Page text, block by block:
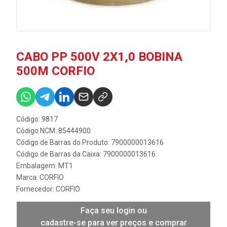
CABO PP 500V 2X1,0 BOBINA
500M CORFIO
Código: 9817
Código NCM: 85444900
Código de Barras do Produto: 7900000013616
Código de Barras da Caixa: 7900000013616
Embalagem: MT1
Marca: CORFIO
Fornecedor: CORFIO
Faça seu login ou
cadastre-se para ver preços e comprar